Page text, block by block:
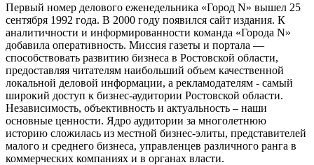
Первый номер делового еженедельника «Город N» вышел 25
сентября 1992 года. В 2000 году появился сайт издания. К
аналитичности и информированности команда «Города N»
добавила оперативность. Миссия газеты и портала —
способствовать развитию бизнеса в Ростовской области,
предоставляя читателям наибольший объем качественной
локальной деловой информации, а рекламодателям - самый
широкий доступ к бизнес-аудитории Ростовской области.
Независимость, объективность и актуальность – наши
основные ценности. Ядро аудитории за многолетнюю
историю сложилась из местной бизнес-элиты, представителей
малого и среднего бизнеса, управленцев различного ранга в
коммерческих компаниях и в органах власти.